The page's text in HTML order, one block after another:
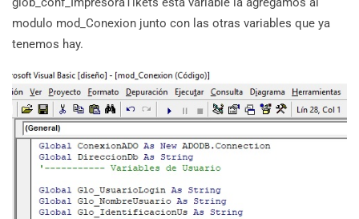
modulo mod_Conexion junto con las otras variables que ya
tenemos hay.